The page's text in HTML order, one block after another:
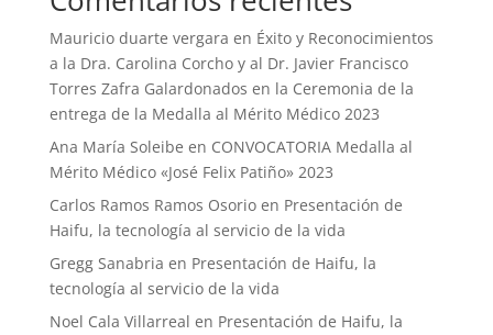
Mauricio duarte vergara en Éxito y Reconocimientos
a la Dra. Carolina Corcho y al Dr. Javier Francisco
Torres Zafra Galardonados en la Ceremonia de la
entrega de la Medalla al Mérito Médico 2023
Ana María Soleibe en CONVOCATORIA Medalla al
Mérito Médico «José Felix Patiño» 2023
Carlos Ramos Ramos Osorioen Presentación de
Haifu, la tecnología al servicio de la vida
Gregg Sanabria en Presentación de Haifu, la
tecnología al servicio de la vida
Noel Cala Villarreal en Presentación de Haifu, la